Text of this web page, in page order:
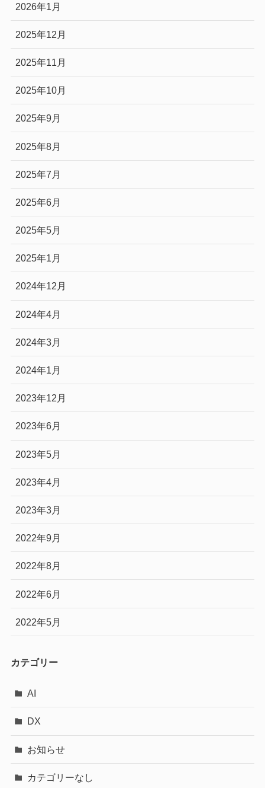
2026年1月
2025年12月
2025年11月
2025年10月
2025年9月
2025年8月
2025年7月
2025年6月
2025年5月
2025年1月
2024年12月
2024年4月
2024年3月
2024年1月
2023年12月
2023年6月
2023年5月
2023年4月
2023年3月
2022年9月
2022年8月
2022年6月
2022年5月
カテゴリー
AI
DX
お知らせ
カテゴリーなし